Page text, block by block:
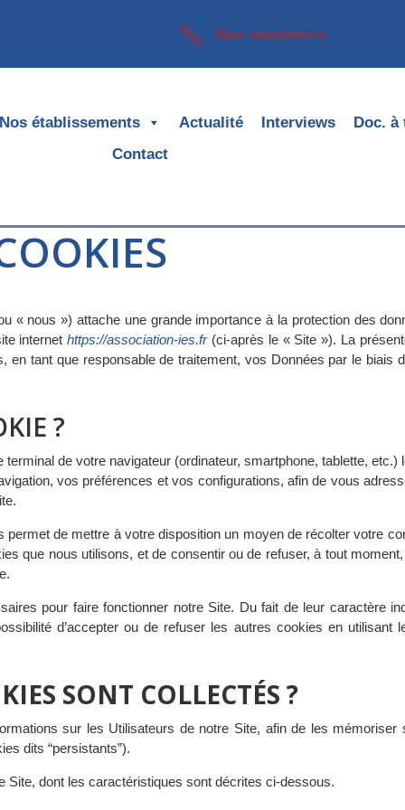
Nos newsletters
établissements Actualité Interviews
Doc. à
Contact
« nous ») attache une grande importance à la protection des
internethttps://association-ies.fr(ci-après le « Site »). La
en tant que responsable de traitement, vos Données par le
?
de votre navigateur (ordinateur, smartphone, tablette,
vos préférences et vos configurations, afin de vous
de mettre à votre disposition un moyen de récolter votre
que nous utilisons, et de consentir ou de refuser, à tout
pour faire fonctionner notre Site. Du fait de leur caractère
d’accepter ou de refuser les autres cookies en
SONT COLLECTÉS ?
sur les Utilisateurs de notre Site, afin de les
dits “persistants”).
dont les caractéristiques sont décrites ci-dessous.